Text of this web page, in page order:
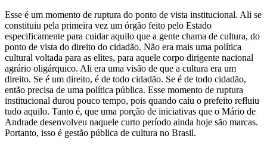
Esse é um momento de ruptura do ponto de vista institucional. Ali se
constituiu pela primeira vez um órgão feito pelo Estado
especificamente para cuidar aquilo que a gente chama de cultura, do
ponto de vista do direito do cidadão. Não era mais uma política
cultural voltada para as elites, para aquele corpo dirigente nacional
agrário oligárquico. Ali era uma visão de que a cultura era um
direito. Se é um direito, é de todo cidadão. Se é de todo cidadão,
então precisa de uma política pública. Esse momento de ruptura
institucional durou pouco tempo, pois quando caiu o prefeito refluiu
tudo aquilo. Tanto é, que uma porção de iniciativas que o Mário de
Andrade desenvolveu naquele curto período ainda hoje são marcas.
Portanto, isso é gestão pública de cultura no Brasil.